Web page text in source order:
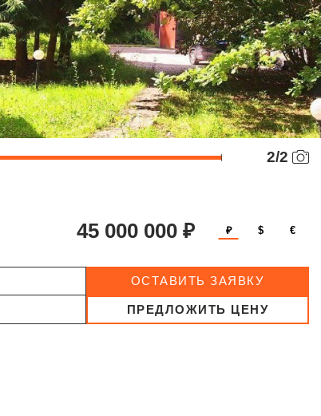
2/2
45 000 000 ₽ ₽ $ €
ОСТАВИТЬ ЗАЯВКУ
ПРЕДЛОЖИТЬ ЦЕНУ